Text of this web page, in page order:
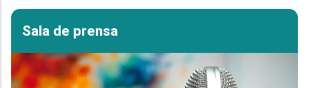
Sala de prensa